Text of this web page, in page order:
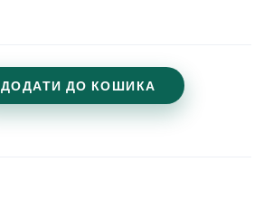
ДОДАТИ ДО КОШИКА